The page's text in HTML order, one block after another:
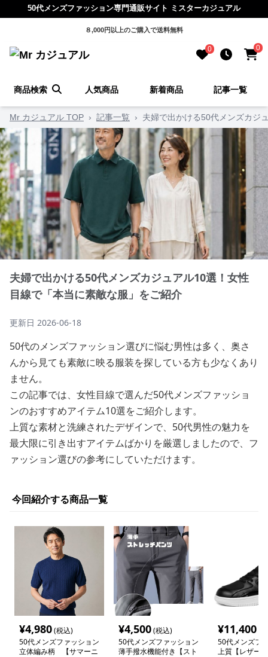
50代メンズファッション専門通販サイト ミスターカジュアル
８,000円以上のご購入で送料無料
0 0
商品検索 人気商品 新着商品 記事一覧
Mr カジュアル TOP › 記事一覧 › 夫婦で出かける50代メンズカジ
夫婦で出かける50代メンズカジュアル10選！女性
目線で「本当に素敵な服」をご紹介
更新日 2026-06-18
50代のメンズファッション選びに悩む男性は多く、奥さ
んから見ても素敵に映る服装を探している方も少なくあり
ません。
この記事では、女性目線で選んだ50代メンズファッショ
ンのおすすめアイテム10選をご紹介します。
上質な素材と洗練されたデザインで、50代男性の魅力を
最大限に引き出すアイテムばかりを厳選しましたので、フ
ァッション選びの参考にしていただけます。
今回紹介する商品一覧
¥4,980(税込)
50代メンズファッション
立体編み柄 【サマーニ
¥4,500(税込)
50代メンズファッション
薄手撥水機能付き【スト
¥11,400
50代メンズフ
上質【レザー